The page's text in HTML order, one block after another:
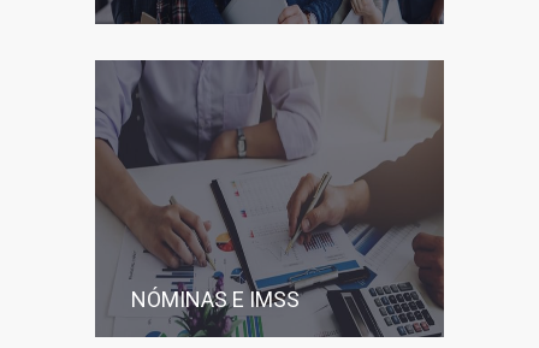
NÓMINAS E IMSS